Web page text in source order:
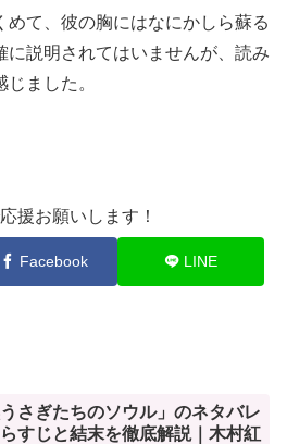
めて、彼の胸にはなにかしら蘇る
に説明されてはいませんが、読み
ました。
援お願いします！
Facebook LINE
うさぎたちのソウル」のネタバレ
すじと結末を徹底解説｜木村紅